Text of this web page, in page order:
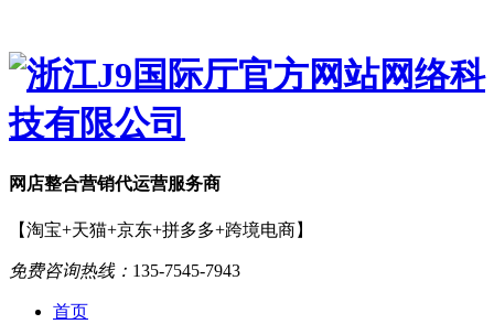
网店整合营销代运营服务商
【淘宝+天猫+京东+拼多多+跨境电商】
免费咨询热线： 135-7545-7943
首页